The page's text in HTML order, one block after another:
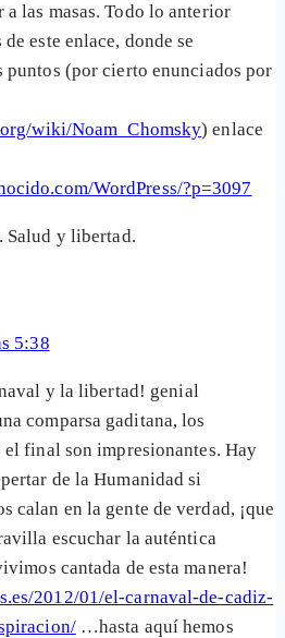
a las masas. Todo lo anterior
este enlace, donde se
puntos (por cierto enunciados por
wiki/Noam_Chomsky) enlace
WordPress/?p=3097
Salud y libertad.
5:38
y la libertad! genial
comparsa gaditana, los
final son impresionantes. Hay
de la Humanidad si
calan en la gente de verdad, ¡que
escuchar la auténtica
cantada de esta manera!
2012/01/el-carnaval-de-cadiz-
…hasta aquí hemos